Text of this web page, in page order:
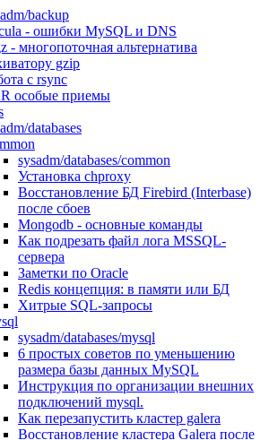
backup
- ошибки MySQL и DNS
- многопоточная альтернатива
gzip
с rsync
особые приемы
databases
sysadm/databases/common
Установка chproxy
Восстановление БД Firebird (Interbase)
после сбоев
Mongodb - основные команды
Как подрезать файл лога MSSQL-
сервера
Заметки по Oracle
Redis концепция: в памяти или БД
Хитрые SQL-запросы
sysadm/databases/mysql
6 простых советов по уменьшению
размера базы данных MySQL
Инструкция по организации внешних
подключений mysql.
Как перезапустить кластер galera
Восстановление кластера Galera после